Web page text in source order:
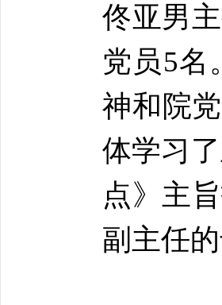
佟亚男
党员5名
神和院
体学习
点》主
副主任